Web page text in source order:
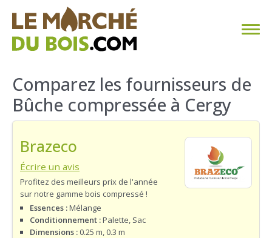
CHAUFFAGE AU BOIS
FAQ
TROUVER SON FOURNISSEUR
BLOG
ESPACE PRO
Comparez les fournisseurs de
Bûche compressée à Cergy
Brazeco
Écrire un avis
Profitez des meilleurs prix de l'année
sur notre gamme bois compressé !
Essences :Mélange
Conditionnement :Palette, Sac
Dimensions : 0.25 m, 0.3 m